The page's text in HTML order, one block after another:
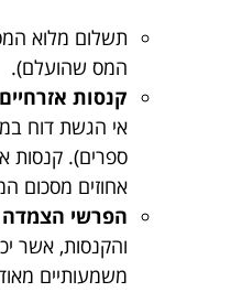
תשלום מלוא
המס שהועלם).
קנסות אזרחיים
אי הגשת דוח
ספרים). קנסות
אחוזים מסכום
הפרשי הצמדה
והקנסות, אשר
משמעותיים